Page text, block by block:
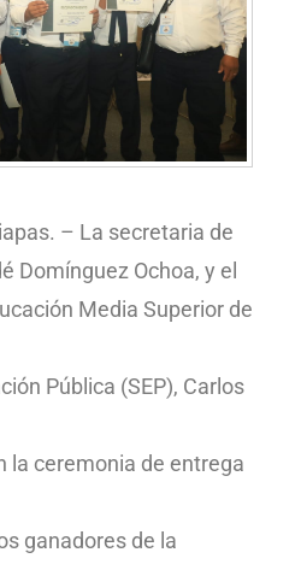
– La secretaria de
Domínguez Ochoa, y el
Media Superior de
Pública (SEP), Carlos
la ceremonia de entrega
ganadores de la